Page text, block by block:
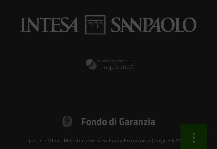
per le PMI del Ministero dello Sviluppo Economico (Legge 662/96 )